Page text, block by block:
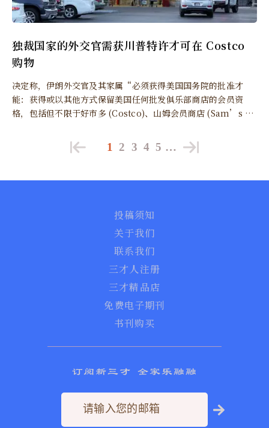
独裁国家的外交官需获川普特许才可在 Costco
购物
决定称，伊朗外交官及其家属“必须获得美国国务院的批准才
能：获得或以其他方式保留美国任何批发俱乐部商店的会员资
格，包括但不限于好市多 (Costco)、山姆会员商店 (Sam’s Cl
商店购买商品。”
1 2 3 4 5 …
投稿须知
关于我们
联系我们
三才人注册
三才精品店
免费电子期刊
书刊购买
订阅新三才 全家乐融融